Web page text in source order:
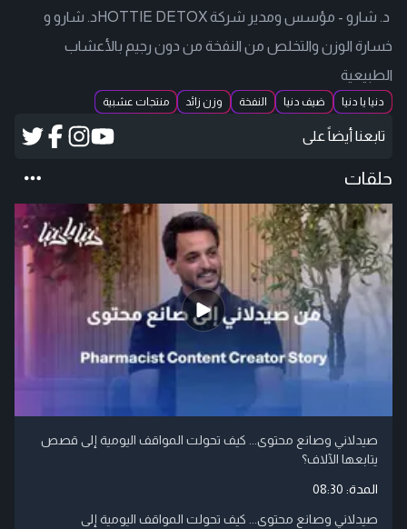
د. شارو - مؤسس ومدير شركة HOTTIE DETOXد. شارو و
خسارة الوزن والتخلص من النفخة من دون رجيم بالأعشاب
الطبيعية
دنيا يا دنيا ضيف دنيا النفخة وزن زائد منتجات عشبية
تابعنا أيضاً على
حلقات
صيدلاني وصانع محتوى... كيف تحولت المواقف اليومية إلى قصص
يتابعها الآلاف؟
المدة: 08:30
صيدلاني وصانع محتوى... كيف تحولت المواقف اليومية إلى